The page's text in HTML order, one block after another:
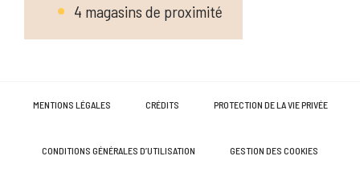
4 magasins de proximité
MENTIONS LÉGALES CRÉDITS PROTECTION DE LA VIE PRIVÉE
CONDITIONS GÉNÉRALES D’UTILISATION GESTION DES COOKIES